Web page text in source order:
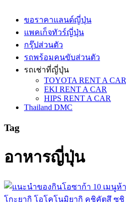
ขอราคาแลนด์ญี่ปุ่น
แพคเก็จทัวร์ญี่ปุ่น
กรุ๊ปส่วนตัว
รถพร้อมคนขับส่วนตัว
รถเช่าที่ญี่ปุ่น
TOYOTA RENT A CAR
EKI RENT A CAR
HIPS RENT A CAR
Thailand DMC
Tag
อาหารญี่ปุ่น